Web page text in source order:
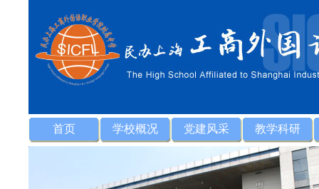
首页 学校概况 党建风采 教学科研